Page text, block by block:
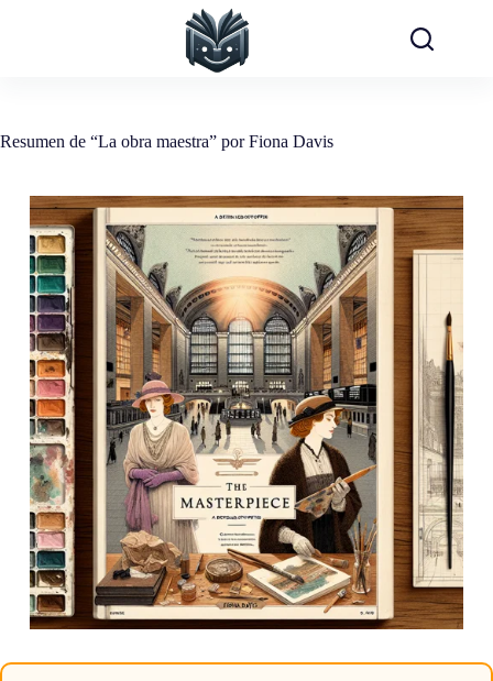
Resumen de “La obra maestra” por Fiona Davis